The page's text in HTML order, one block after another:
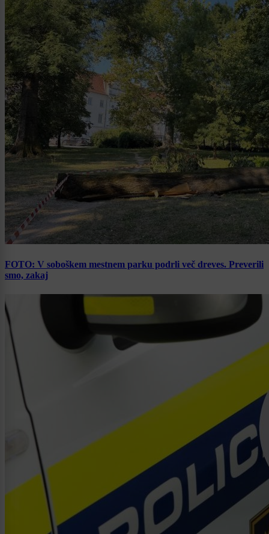
FOTO: V soboškem mestnem parku podrli več dreves. Preverili
smo, zakaj